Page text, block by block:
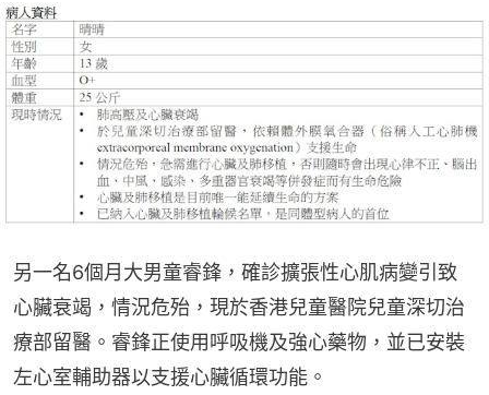
另一名6個月大男童睿鋒，確診擴張性心肌病變引致
心臟衰竭，情況危殆，現於香港兒童醫院兒童深切治
療部留醫。睿鋒正使用呼吸機及強心藥物，並已安裝
左心室輔助器以支援心臟循環功能。